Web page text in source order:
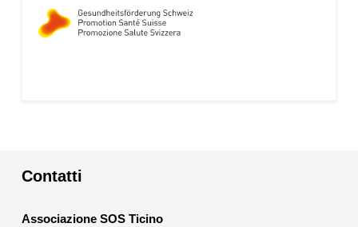
Contatti
Associazione SOS Ticino